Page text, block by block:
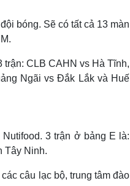
bóng. Sẽ có tất cả 13 màn
CLB CAHN vs Hà Tĩnh,
Ngãi vs Đắk Lắk và Huế
3 trận ở bảng E là:
Tây Ninh.
câu lạc bộ, trung tâm đào